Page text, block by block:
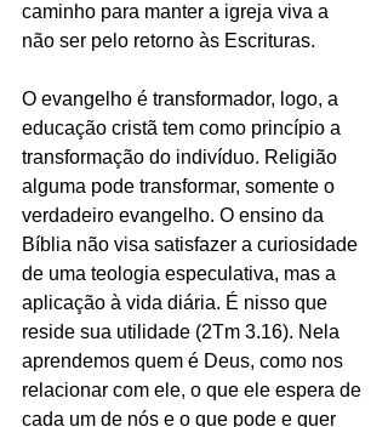
caminho para manter a igreja viva a
não ser pelo retorno às Escrituras.
O evangelho é transformador, logo, a
educação cristã tem como princípio a
transformação do indivíduo. Religião
alguma pode transformar, somente o
verdadeiro evangelho. O ensino da
Bíblia não visa satisfazer a curiosidade
de uma teologia especulativa, mas a
aplicação à vida diária. É nisso que
reside sua utilidade (2Tm 3.16). Nela
aprendemos quem é Deus, como nos
relacionar com ele, o que ele espera de
cada um de nós e o que pode e quer